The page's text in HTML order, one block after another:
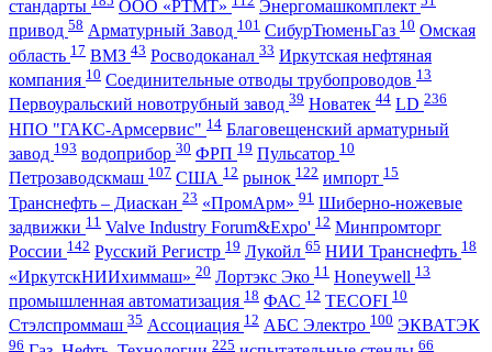
стандарты ООО «РТМТ» Энергомашкомплект
привод 58 Арматурный Завод 101 СибурТюменьГаз 10 Омская
область 17 ВМЗ 43 Росводоканал 33 Иркутская нефтяная
компания 10 Соединительные отводы трубопроводов 13
Первоуральский новотрубный завод 39 Новатек 44 LD 236
НПО "ГАКС-Армсервис" 14 Благовещенский арматурный
завод 193 водоприбор 30 ФРП 19 Пульсатор 10
Петрозаводскмаш 107 США 12 рынок 122 импорт 15
Транснефть – Диаскан 23 «ПромАрм» 91 Шиберно-ножевые
задвижки 11 Valve Industry Forum&Expo' 12 Минпромторг
России 142 Русский Регистр 19 Лукойл 65 НИИ Транснефть 18
«ИркутскНИИхиммаш» 20 Лортэкс Эко 11 Honeywell 13
промышленная автоматизация 18 ФАС 12 TECOFI 10
Стэлспроммаш 35 Ассоциация 12 АБС Электро 100 ЭКВАТЭК
96 225 66